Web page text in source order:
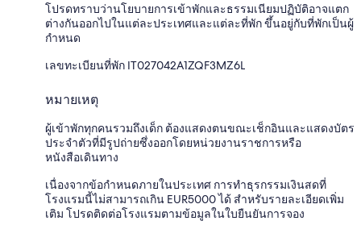
โปรดทราบว่านโยบายการเข้าพักและธรรมเนียมปฏิบัติอาจแตก
ต่างกันออกไปในแต่ละประเทศและแต่ละที่พัก ขึ้นอยู่กับที่พักเป็นผู้
กำหนด
เลขทะเบียนที่พัก IT027042A1ZQF3MZ6L
หมายเหตุ
ผู้เข้าพักทุกคนรวมถึงเด็ก ต้องแสดงตนขณะเช็กอินและแสดงบัตร
ประจำตัวที่มีรูปถ่ายซึ่งออกโดยหน่วยงานราชการหรือ
หนังสือเดินทาง
เนื่องจากข้อกำหนดภายในประเทศ การทำธุรกรรมเงินสดที่
โรงแรมนี้ไม่สามารถเกิน EUR5000 ได้ สำหรับรายละเอียดเพิ่ม
เติม โปรดติดต่อโรงแรมตามข้อมูลในใบยืนยันการจอง